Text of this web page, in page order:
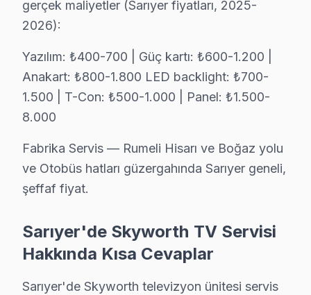
Skyworth TV Kireçburnu'de internet bağlantısı
Kireçburnu Skyworth Açılmıyor Arıza →
Kilyos Skyworth Servis
Sarıyer'da Kilyos bölgesindeki Skyworth kullanıcılarına
Skyworth Servis Merkezi →
Skyworth TV'niz Kocataş'de arıza yaptıysa taşımanıza
Kocataş Skyworth Açılmıyor Arıza →
Maden'de Skyworth TV güç kartı kondansatör şişmesi en
Skyworth Servis Merkezi →
gerçek maliyetler (Sarıyer fiyatları, 2025-
2026):
Yazılım: ₺400-700 | Güç kartı: ₺600-1.200 |
Anakart: ₺800-1.800 LED backlight: ₺700-
1.500 | T-Con: ₺500-1.000 | Panel: ₺1.500-
8.000
Fabrika Servis — Rumeli Hisarı ve Boğaz yolu
ve Otobüs hatları güzergahında Sarıyer geneli,
şeffaf fiyat.
Sarıyer'de Skyworth TV Servisi
Hakkında Kısa Cevaplar
Sarıyer'de Skyworth televizyon ünitesi servis